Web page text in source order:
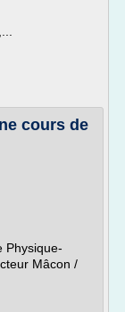
cours de
Physique-
Mâcon /